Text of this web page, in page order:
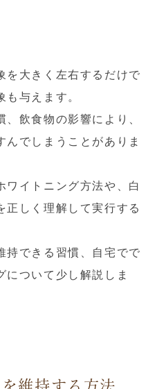
を大きく左右するだけで
与えます。
、飲食物の影響により、
んでしまうことがありま
ワイトニング方法や、白
正しく理解して実行する
持できる習慣、自宅でで
について少し解説しま